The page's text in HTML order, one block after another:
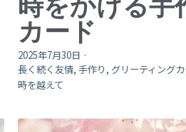
時をかける手
カード
2025年7月30日 ·
長く続く友情, 手作り, グリーティング
時を越えて